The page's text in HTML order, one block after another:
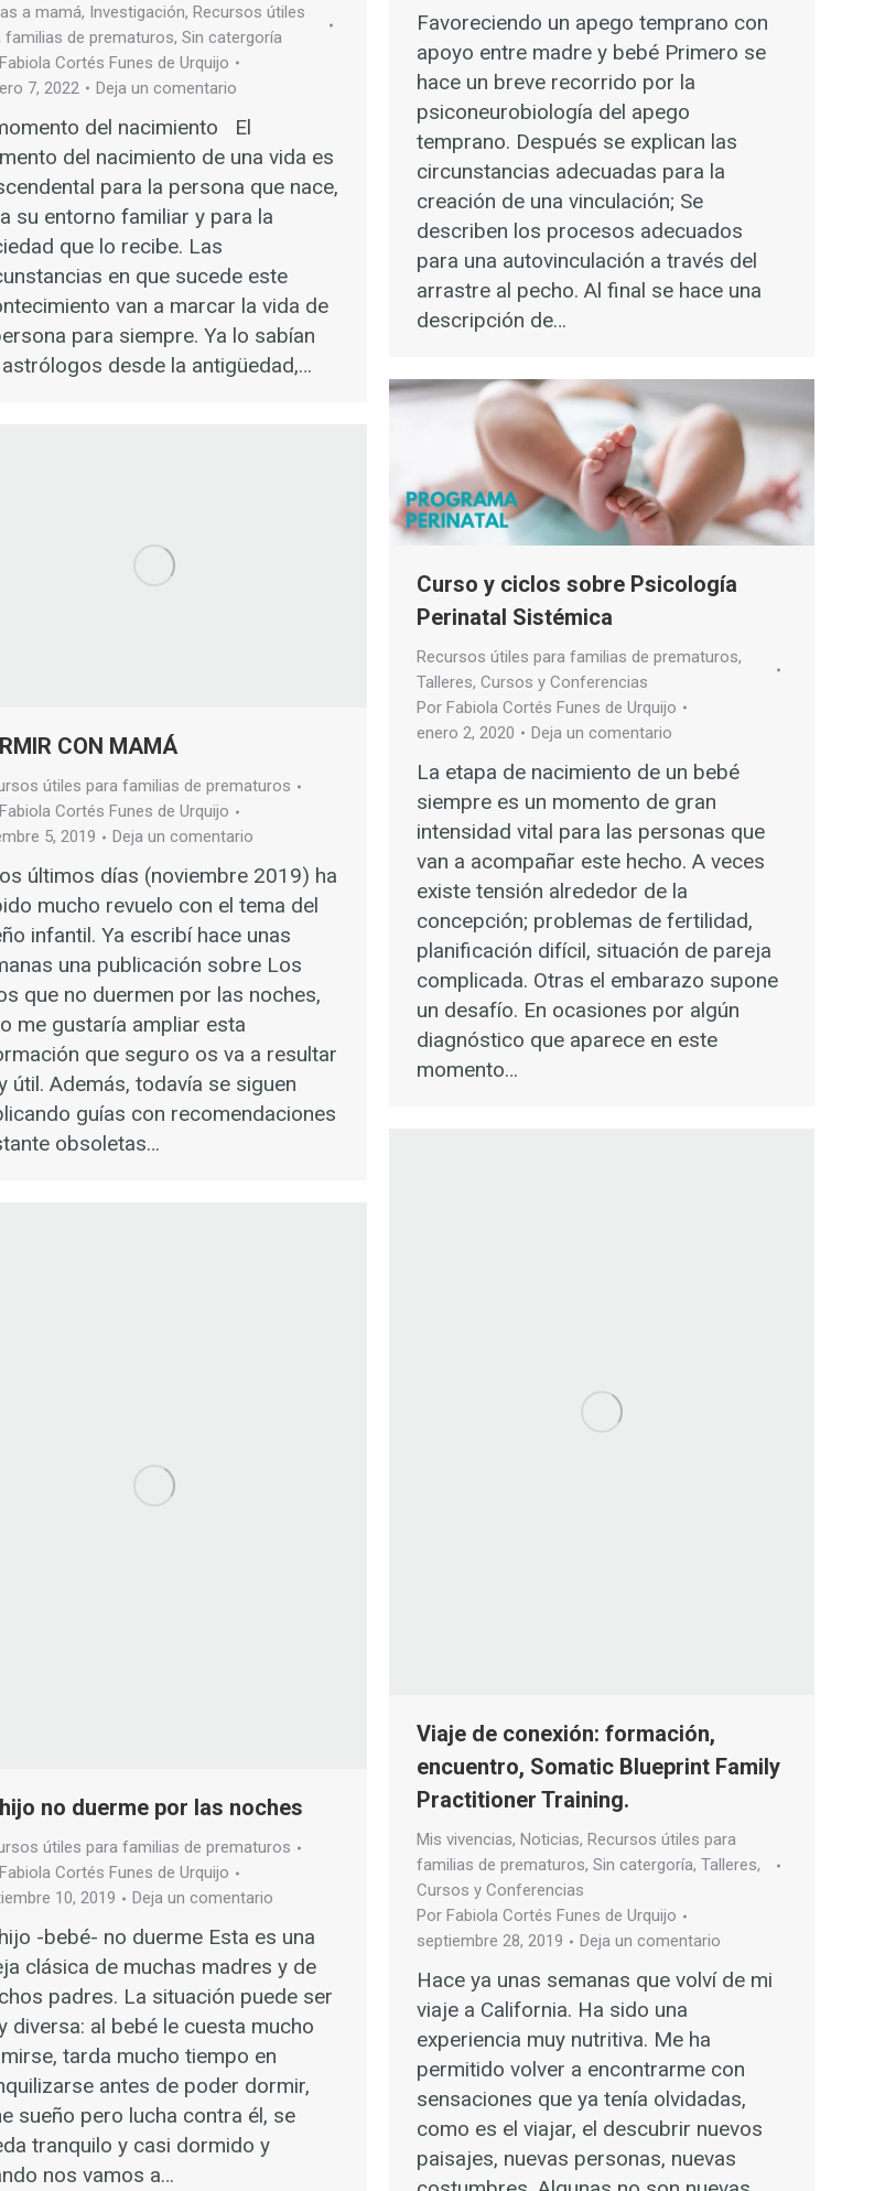
Favoreciendo un apego temprano con
apoyo entre madre y bebé Primero se
hace un breve recorrido por la
psiconeurobiología del apego
temprano. Después se explican las
circunstancias adecuadas para la
creación de una vinculación; Se
describen los procesos adecuados
para una autovinculación a través del
arrastre al pecho. Al final se hace una
descripción de…
a mamá, Investigación, Recursos útiles
familias de prematuros, Sin catergoría
Fabiola Cortés Funes de Urquijo
7, 2022
Deja un comentario
del nacimiento El
del nacimiento de una vida es
para la persona que nace,
su entorno familiar y para la
que lo recibe. Las
en que sucede este
van a marcar la vida de
para siempre. Ya lo sabían
desde la antigüedad,…
Curso y ciclos sobre Psicología
Perinatal Sistémica
Recursos útiles para familias de prematuros,
Talleres, Cursos y Conferencias
Por Fabiola Cortés Funes de Urquijo
enero 2, 2020
Deja un comentario
La etapa de nacimiento de un bebé
siempre es un momento de gran
intensidad vital para las personas que
van a acompañar este hecho. A veces
existe tensión alrededor de la
concepción; problemas de fertilidad,
planificación difícil, situación de pareja
complicada. Otras el embarazo supone
un desafío. En ocasiones por algún
diagnóstico que aparece en este
momento…
CON MAMÁ
útiles para familias de prematuros
Fabiola Cortés Funes de Urquijo
5, 2019
Deja un comentario
últimos días (noviembre 2019) ha
mucho revuelo con el tema del
infantil. Ya escribí hace unas
una publicación sobre Los
que no duermen por las noches,
me gustaría ampliar esta
que seguro os va a resultar
útil. Además, todavía se siguen
guías con recomendaciones
obsoletas…
Viaje de conexión: formación,
encuentro, Somatic Blueprint Family
Practitioner Training.
Mis vivencias, Noticias, Recursos útiles para
familias de prematuros, Sin catergoría, Talleres,
Cursos y Conferencias
Por Fabiola Cortés Funes de Urquijo
septiembre 28, 2019
Deja un comentario
Hace ya unas semanas que volví de mi
viaje a California. Ha sido una
experiencia muy nutritiva. Me ha
permitido volver a encontrarme con
sensaciones que ya tenía olvidadas,
como es el viajar, el descubrir nuevos
paisajes, nuevas personas, nuevas
no duerme por las noches
útiles para familias de prematuros
Fabiola Cortés Funes de Urquijo
10, 2019
Deja un comentario
-bebé- no duerme Esta es una
clásica de muchas madres y de
padres. La situación puede ser
diversa: al bebé le cuesta mucho
tarda mucho tiempo en
antes de poder dormir,
sueño pero lucha contra él, se
tranquilo y casi dormido y
nos vamos a…